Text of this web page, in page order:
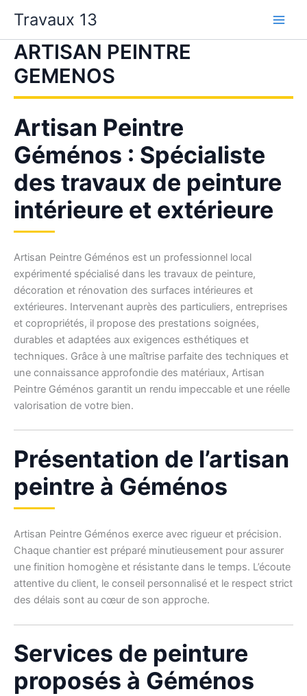
contenu
Travaux 13
ARTISAN PEINTRE
GEMENOS
Artisan Peintre
Géménos : Spécialiste
des travaux de peinture
intérieure et extérieure
Artisan Peintre Géménos est un professionnel local
expérimenté spécialisé dans les travaux de peinture,
décoration et rénovation des surfaces intérieures et
extérieures. Intervenant auprès des particuliers, entreprises
et copropriétés, il propose des prestations soignées,
durables et adaptées aux exigences esthétiques et
techniques. Grâce à une maîtrise parfaite des techniques et
une connaissance approfondie des matériaux, Artisan
Peintre Géménos garantit un rendu impeccable et une réelle
valorisation de votre bien.
Présentation de l’artisan
peintre à Géménos
Artisan Peintre Géménos exerce avec rigueur et précision.
Chaque chantier est préparé minutieusement pour assurer
une finition homogène et résistante dans le temps. L’écoute
attentive du client, le conseil personnalisé et le respect strict
des délais sont au cœur de son approche.
Services de peinture
proposés à Géménos